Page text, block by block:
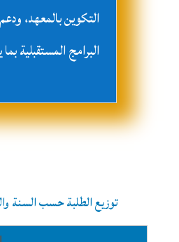
التكوين بالمعهد،
البرامج المستقبلية
توزيع الطلبة حسب